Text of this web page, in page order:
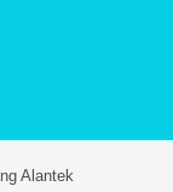
Alantek